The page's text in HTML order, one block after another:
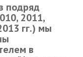
подряд
2011,
гг.) мы
в